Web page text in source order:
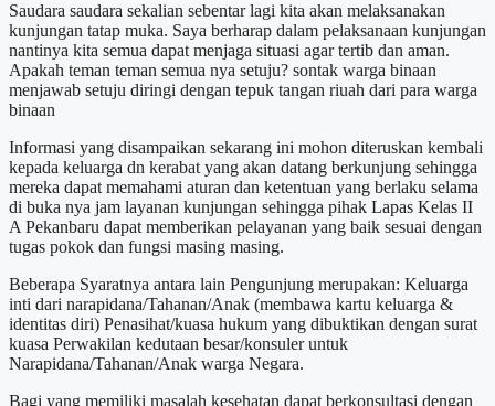
Saudara saudara sekalian sebentar lagi kita akan melaksanakan
kunjungan tatap muka. Saya berharap dalam pelaksanaan kunjungan
nantinya kita semua dapat menjaga situasi agar tertib dan aman.
Apakah teman teman semua nya setuju? sontak warga binaan
menjawab setuju diringi dengan tepuk tangan riuah dari para warga
binaan
Informasi yang disampaikan sekarang ini mohon diteruskan kembali
kepada keluarga dn kerabat yang akan datang berkunjung sehingga
mereka dapat memahami aturan dan ketentuan yang berlaku selama
di buka nya jam layanan kunjungan sehingga pihak Lapas Kelas II
A Pekanbaru dapat memberikan pelayanan yang baik sesuai dengan
tugas pokok dan fungsi masing masing.
Beberapa Syaratnya antara lain Pengunjung merupakan: Keluarga
inti dari narapidana/Tahanan/Anak (membawa kartu keluarga &
identitas diri) Penasihat/kuasa hukum yang dibuktikan dengan surat
kuasa Perwakilan kedutaan besar/konsuler untuk
Narapidana/Tahanan/Anak warga Negara.
Bagi yang memiliki masalah kesehatan dapat berkonsultasi dengan